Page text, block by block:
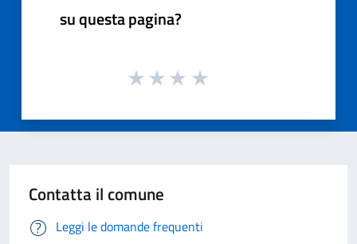
su questa pagina?
Contatta il comune
Leggi le domande frequenti